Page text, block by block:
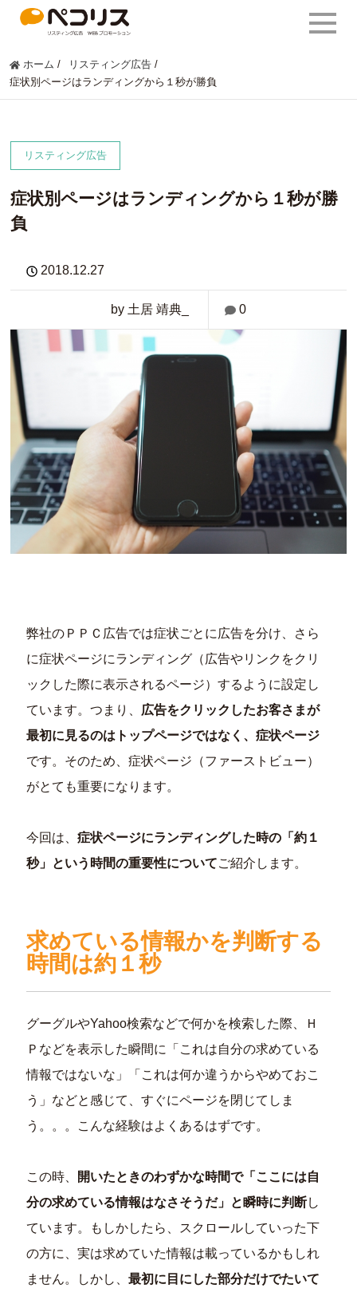
ホーム / リスティング広告 /
症状別ページはランディングから１秒が勝負
リスティング広告
症状別ページはランディングから１秒が勝
負
2018.12.27
by 土居 靖典_ 0
弊社のＰＰＣ広告では症状ごとに広告を分け、さら
に症状ページにランディング（広告やリンクをクリ
ックした際に表示されるページ）するように設定し
ています。つまり、 広告をクリックしたお客さまが
最初に見るのはトップページではなく、症状ページ
です。そのため、症状ページ（ファーストビュー）
がとても重要になります。
今回は、症状ページにランディングした時の「約１
秒」という時間の重要性についてご紹介します。
求めている情報かを判断する
時間は約１秒
グーグルやYahoo検索などで何かを検索した際、Ｈ
Ｐなどを表示した瞬間に「これは自分の求めている
情報ではないな」「これは何か違うからやめておこ
う」などと感じて、すぐにページを閉じてしま
う。。。こんな経験はよくあるはずです。
この時、 開いたときのわずかな時間で「ここには自
分の求めている情報はなさそうだ」と瞬時に判断し
ています。もしかしたら、スクロールしていった下
の方に、実は求めていた情報は載っているかもしれ
ません。しかし、最初に目にした部分だけでたいて